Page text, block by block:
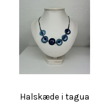
Halskæde i tagua